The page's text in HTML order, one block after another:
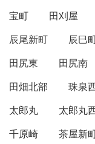
宝町
田刈屋
辰尾新町
辰巳
田尻東
田尻南
田畑北部
珠泉
太郎丸
太郎丸
千原崎
茶屋新